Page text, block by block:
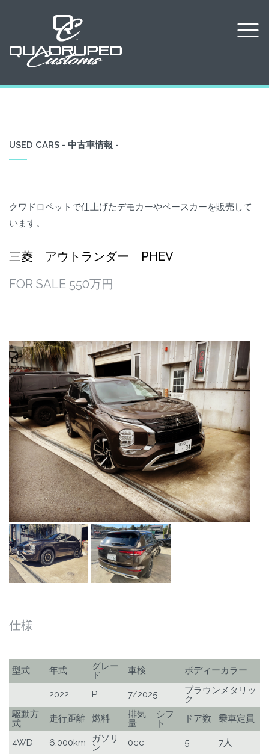
USED CARS - 中古車情報 -
クワドロペットで仕上げたデモカーやベースカーを販売して
います。
三菱 アウトランダー PHEV
FOR SALE 550万円
仕様
型式 年式
グレー
ド
車検 ボディーカラー
2022 P 7/2025
ブラウンメタリッ
ク
駆動方
式
走行距離 燃料
排気
量
シフ
ト
ドア数 乗車定員
4WD 6,000km
ガソリ
ン
0cc 5 7人